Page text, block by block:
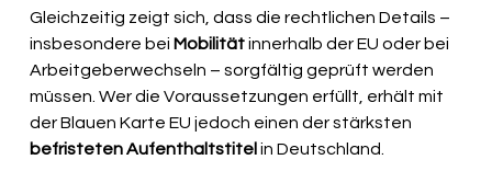
Gleichzeitig zeigt sich, dass die rechtlichen Details –
insbesondere bei Mobilität innerhalb der EU oder bei
Arbeitgeberwechseln – sorgfältig geprüft werden
müssen. Wer die Voraussetzungen erfüllt, erhält mit
der Blauen Karte EU jedoch einen der stärksten
befristeten Aufenthaltstitel in Deutschland.